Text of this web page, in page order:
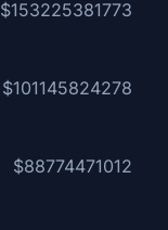
$153225381773
$101145824278
$88774471012